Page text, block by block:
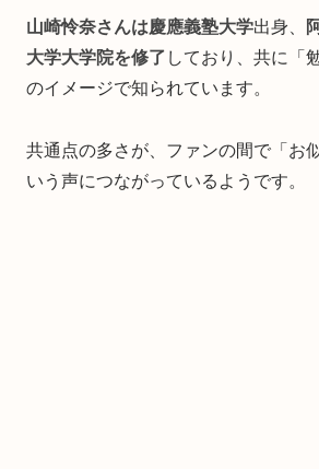
山崎怜奈さんは慶應義塾大学出身、
大学大学院を修了 しており、共に「
のイメージで知られています。
共通点の多さが、ファンの間で「お
いう声につながっているようです。